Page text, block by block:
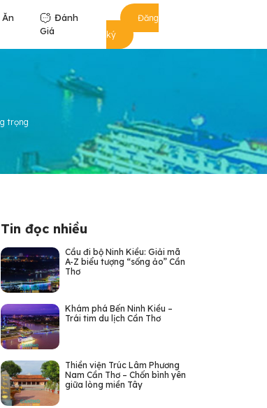
Đánh
Giá
Đăng
ký
trọng
Tin đọc nhiều
Cầu đi bộ Ninh Kiều: Giải mã
A-Z biểu tượng “sống ảo” Cần
Thơ
Khám phá Bến Ninh Kiều –
Trái tim du lịch Cần Thơ
Thiền viện Trúc Lâm Phương
Nam Cần Thơ – Chốn bình yên
giữa lòng miền Tây